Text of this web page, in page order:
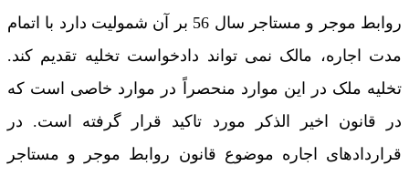
روابط موجر و مستاجر سال 56 بر آن شمولیت دارد با اتمام
مدت اجاره، مالک نمی تواند دادخواست تخلیه تقدیم کند.
تخلیه ملک در این موارد منحصراً در موارد خاصی است که
در قانون اخیر الذکر مورد تاکید قرار گرفته است. در
قراردادهای اجاره موضوع قانون روابط موجر و مستاجر